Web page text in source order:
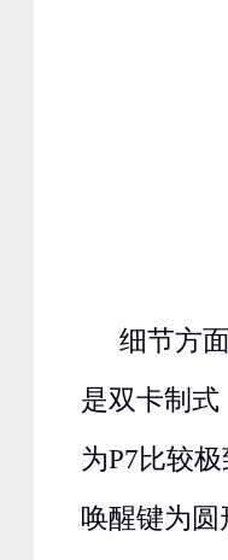
细节方
是双卡制
为P7比较
唤醒键为